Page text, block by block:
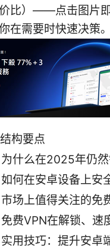
比）——点击图片
在需要时快速决策。
构要点
为什么在2025年仍
如何在安卓设备上安
市场上值得关注的免
免费VPN在解锁、速
实用技巧：提升安卓